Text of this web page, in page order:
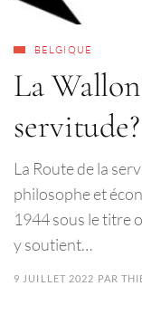
BELGIQUE
La
servitude?
La Route de la
philosophe et
1944 sous le titre
y soutient…
9 JUILLET 2022 PAR